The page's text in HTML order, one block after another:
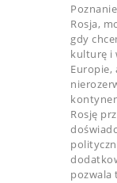
Rosja,
gdy
kulturę i
Europie,
Rosję
pozwala